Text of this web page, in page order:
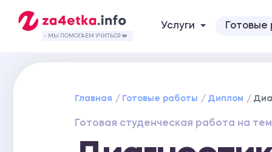
- МЫ ПОМОГАЕМ УЧИТЬСЯ ❤️
Услуги
Главная Готовые работы Диплом
Готовая студенческая работа на